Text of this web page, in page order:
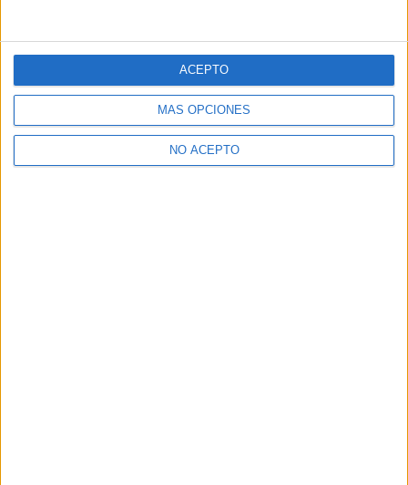
MÁS OPCIONES
NO ACEPTO
ACEPTO